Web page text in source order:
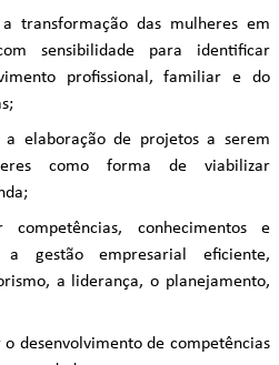
transformação das mulheres em
sensibilidade para identificar
profissional, familiar e do
elaboração de projetos a serem
como forma de viabilizar
conhecimentos e
gestão empresarial eficiente,
a liderança, o planejamento,
desenvolvimento de competências